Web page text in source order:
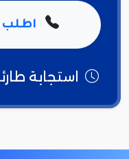
اطلب
استجابة